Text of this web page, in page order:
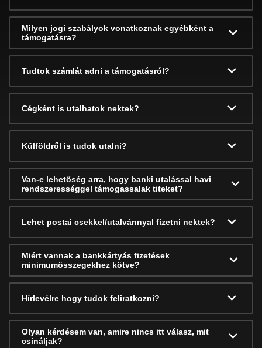
Milyen jogi szabályok vonatkoznak egyébként a
támogatásra?
Tudtok számlát adni a támogatásról?
Cégként is utalhatok nektek?
Külföldről is tudok utalni?
Van-e lehetőség arra, hogy banki utalással havi
rendszerességgel támogassalak titeket?
Lehet postai csekkel/utalvánnyal fizetni nektek?
Miért vannak a bankkártyás fizetések
minimumösszegekhez kötve?
Hírlevélre hogy tudok feliratkozni?
Olyan kérdésem van, amire nincs itt válasz, mit
csináljak?